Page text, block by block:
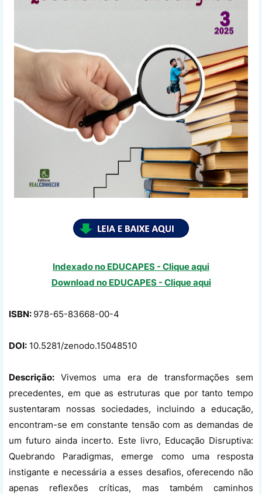
Indexado no EDUCAPES - Clique aqui
Download no EDUCAPES - Clique aqui
ISBN: 978-65-83668-00-4
DOI: 10.5281/zenodo.15048510
Descrição: Vivemos uma era de transformações sem
precedentes, em que as estruturas que por tanto tempo
sustentaram nossas sociedades, incluindo a educação,
encontram-se em constante tensão com as demandas de
um futuro ainda incerto. Este livro, Educação Disruptiva:
Quebrando Paradigmas, emerge como uma resposta
instigante e necessária a esses desafios, oferecendo não
apenas reflexões críticas, mas também caminhos